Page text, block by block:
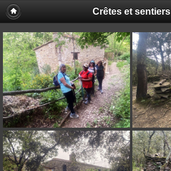
Crêtes et sentiers